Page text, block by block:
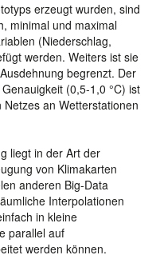
erzeugt wurden, sind
minimal und maximal
(Niederschlag,
werden. Weiters ist sie
begrenzt. Der
(0,5-1,0 °C) ist
an Wetterstationen
liegt in der Art der
von Klimakarten
anderen Big-Data
Interpolationen
in kleine
parallel auf
werden können.